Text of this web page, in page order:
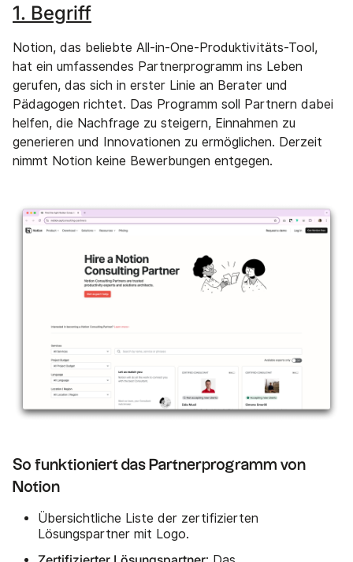
1. Begriff
Notion, das beliebte All-in-One-Produktivitäts-Tool,
hat ein umfassendes Partnerprogramm ins Leben
gerufen, das sich in erster Linie an Berater und
Pädagogen richtet. Das Programm soll Partnern dabei
helfen, die Nachfrage zu steigern, Einnahmen zu
generieren und Innovationen zu ermöglichen. Derzeit
nimmt Notion keine Bewerbungen entgegen.
So funktioniert das Partnerprogramm von
Notion
Übersichtliche Liste der zertifizierten
Lösungspartner mit Logo.